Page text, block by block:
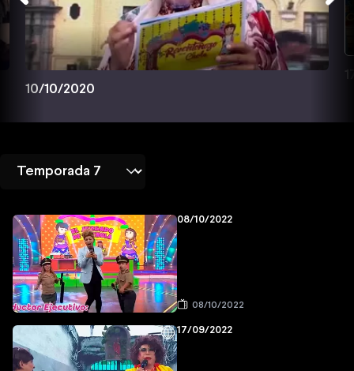
10/10/2020
08/10/2022
08/10/2022
17/09/2022